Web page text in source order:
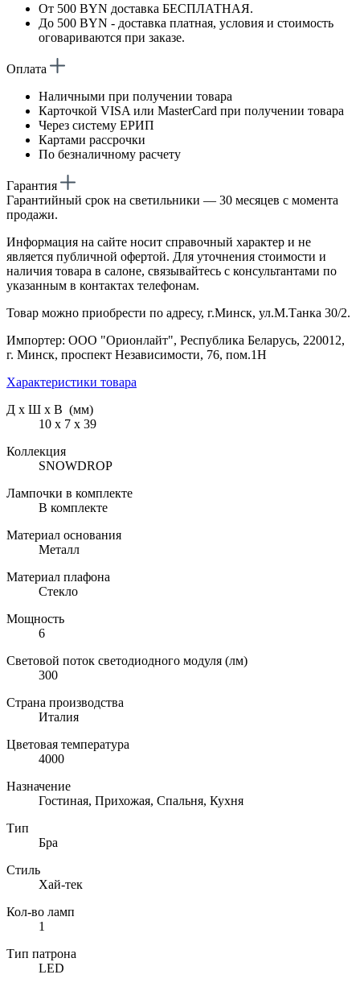
От 500 BYN доставка БЕСПЛАТНАЯ.
До 500 BYN - доставка платная, условия и стоимость
оговариваются при заказе.
Оплата
Наличными при получении товара
Карточкой VISA или MasterCard при получении товара
Через систему ЕРИП
Картами рассрочки
По безналичному расчету
Гарантия
Гарантийный срок на светильники — 30 месяцев с момента
продажи.
Информация на сайте носит справочный характер и не
является публичной офертой. Для уточнения стоимости и
наличия товара в салоне, связывайтесь с консультантами по
указанным в контактах телефонам.
Товар можно приобрести по адресу, г.Минск, ул.М.Танка 30/2.
Импортер: ООО "Орионлайт", Республика Беларусь, 220012,
г. Минск, проспект Независимости, 76, пом.1Н
Характеристики товара
Д х Ш х В (мм)
10 х 7 х 39
Коллекция
SNOWDROP
Лампочки в комплекте
В комплекте
Материал основания
Металл
Материал плафона
Стекло
Мощность
6
Световой поток светодиодного модуля (лм)
300
Страна производства
Италия
Цветовая температура
4000
Назначение
Гостиная, Прихожая, Спальня, Кухня
Тип
Бра
Стиль
Хай-тек
Кол-во ламп
1
Тип патрона
LED